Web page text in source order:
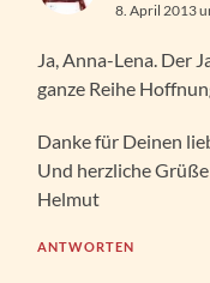
8. April 2013
Ja, Anna-Lena. Der
ganze Reihe
Danke für Deinen
Und herzliche Grüße
Helmut
ANTWORTEN